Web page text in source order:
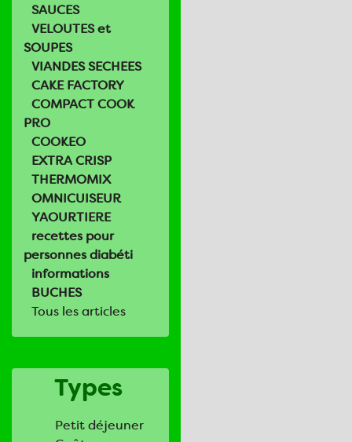
SAUCES
VELOUTES et
SOUPES
VIANDES SECHEES
CAKE FACTORY
COMPACT COOK
PRO
COOKEO
EXTRA CRISP
THERMOMIX
OMNICUISEUR
YAOURTIERE
recettes pour
personnes diabéti
informations
BUCHES
Tous les articles
Types
Petit déjeuner